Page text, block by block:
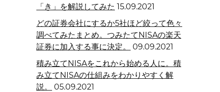
「き」を解説してみた 15.09.2021
どの証券会社にするか5社ほど絞って色々
調べてみたまとめ。つみたてNISAの楽天
証券に加入する事に決定。
09.09.2021
積み立てNISAをこれから始める人に。積
み立てNISAの仕組みをわかりやすく解
説。
05.09.2021